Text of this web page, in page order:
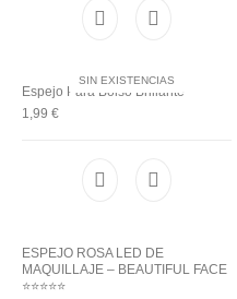
MAQUILLAJE Mobiliario Peluquería
Prosolaris
SIN EXISTENCIAS
Espejo Para Bolso Brillante
1,99 €
ESPEJO ROSA LED DE
MAQUILLAJE – BEAUTIFUL FACE
⭐⭐⭐⭐⭐